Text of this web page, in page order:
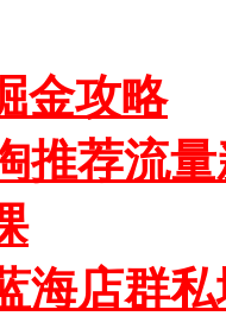
金攻略
推荐流
海店群